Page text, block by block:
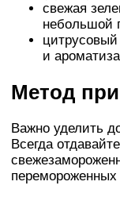
свежая
небольшой
и
Метод
Важно уделить
Всегда
перемороженных